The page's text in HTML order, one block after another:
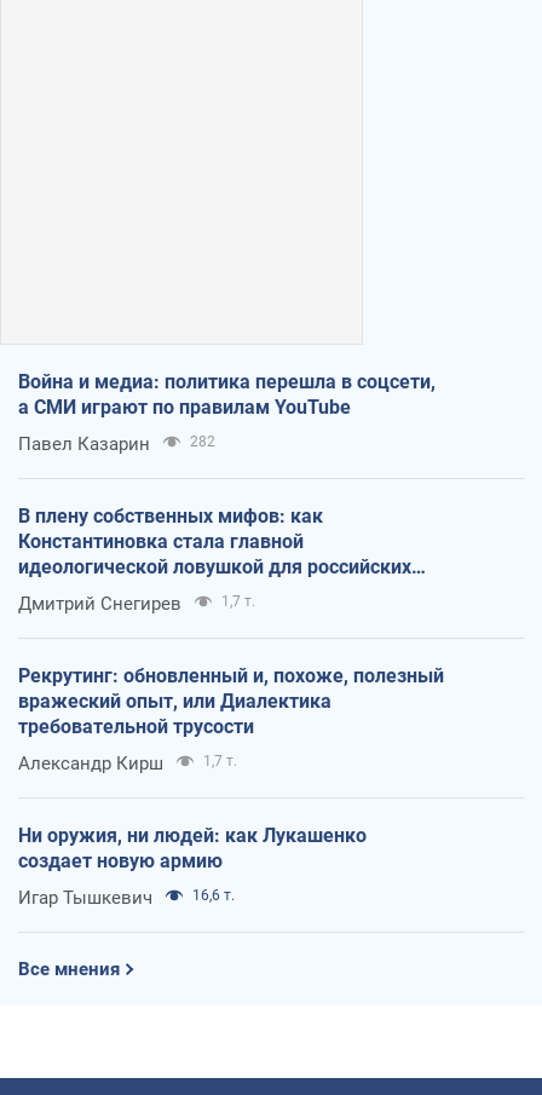
Война и медиа: политика перешла в соцсети,
а СМИ играют по правилам YouTube
Павел Казарин 282
В плену собственных мифов: как
Константиновка стала главной
идеологической ловушкой для российских
оккупантов
Дмитрий Снегирев 1,7 т.
Рекрутинг: обновленный и, похоже, полезный
вражеский опыт, или Диалектика
требовательной трусости
Александр Кирш 1,7 т.
Ни оружия, ни людей: как Лукашенко
создает новую армию
Игар Тышкевич 16,6 т.
Все мнения